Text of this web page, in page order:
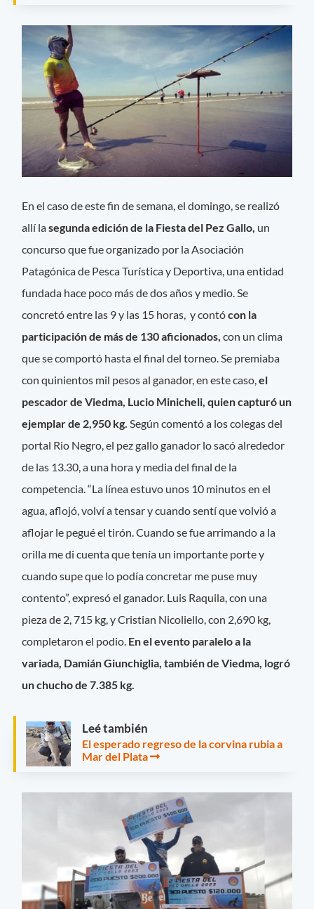
En el caso de este fin de semana, el domingo, se realizó
allí lasegunda edición de la Fiesta del Pez Gallo, un
concurso que fue organizado por la Asociación
Patagónica de Pesca Turística y Deportiva, una entidad
fundada hace poco más de dos años y medio. Se
concretó entre las 9 y las 15 horas, y contócon la
participación de más de 130 aficionados,con un clima
que se comportó hasta el final del torneo. Se premiaba
con quinientos mil pesos al ganador, en este caso,el
pescador de Viedma, Lucio Minicheli, quien capturó un
ejemplar de 2,950 kg. Según comentó a los colegas del
portal Rio Negro, el pez gallo ganador lo sacó alrededor
de las 13.30, a una hora y media del final de la
competencia. “La línea estuvo unos 10 minutos en el
agua, aflojó, volví a tensar y cuando sentí que volvió a
aflojar le pegué el tirón. Cuando se fue arrimando a la
orilla me di cuenta que tenía un importante porte y
cuando supe que lo podía concretar me puse muy
contento”, expresó el ganador. Luis Raquila, con una
pieza de 2, 715 kg, y Cristian Nicoliello, con 2,690 kg,
completaron el podio. En el evento paralelo a la
variada, Damián Giunchiglia, también de Viedma, logró
un chucho de 7.385 kg.
Leé también
El esperado regreso de la corvina rubia a
Mar del Plata